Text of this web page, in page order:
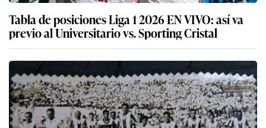
Tabla de posiciones Liga 1 2026 EN VIVO: así va
previo al Universitario vs. Sporting Cristal